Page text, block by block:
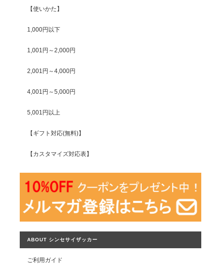
【使いかた】
1,000円以下
1,001円～2,000円
2,001円～4,000円
4,001円～5,000円
5,001円以上
【ギフト対応(無料)】
【カスタマイズ対応表】
ABOUT シンセサイザッカー
ご利用ガイド